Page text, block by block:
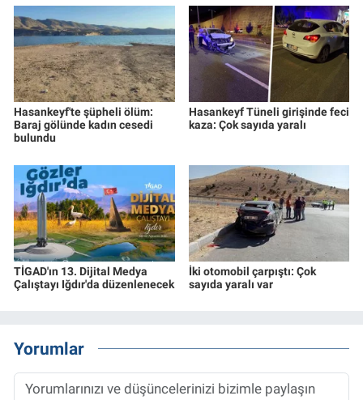
Hasankeyf'te şüpheli ölüm:
Baraj gölünde kadın cesedi
bulundu
Hasankeyf Tüneli girişinde feci
kaza: Çok sayıda yaralı
TİGAD'ın 13. Dijital Medya
Çalıştayı Iğdır'da düzenlenecek
İki otomobil çarpıştı: Çok
sayıda yaralı var
Yorumlar